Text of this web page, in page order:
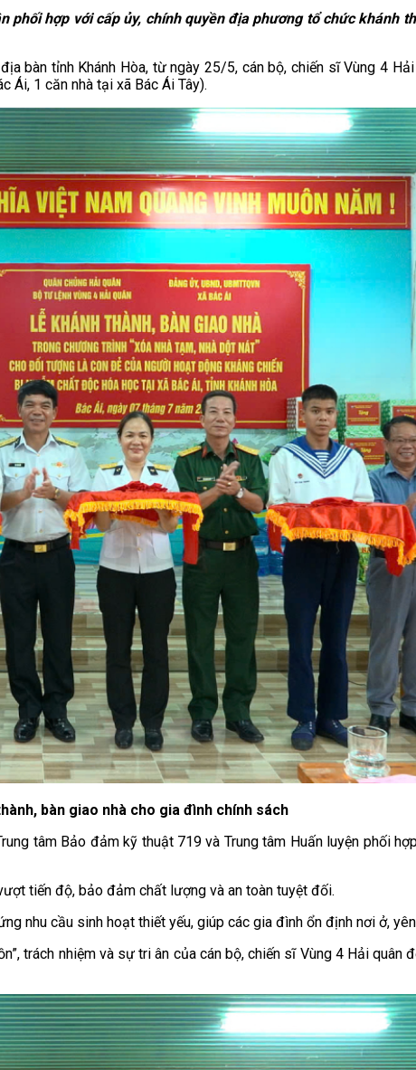
hợp với cấp ủy, chính quyền địa phương tổ chức khánh
bàn tỉnh Khánh Hòa, từ ngày 25/5, cán bộ, chiến sĩ Vùng 4
Ái, 1 căn nhà tại xã Bác Ái Tây).
bàn giao nhà cho gia đình chính sách
tâm Bảo đảm kỹ thuật 719 và Trung tâm Huấn luyện phối
tiến độ, bảo đảm chất lượng và an toàn tuyệt đối.
nhu cầu sinh hoạt thiết yếu, giúp các gia đình ổn định nơi ở,
trách nhiệm và sự tri ân của cán bộ, chiến sĩ Vùng 4 Hải